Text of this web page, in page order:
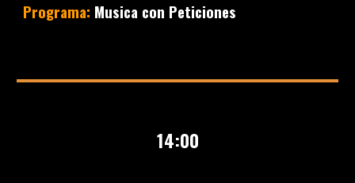
Programa: Musica con Peticiones
14:00